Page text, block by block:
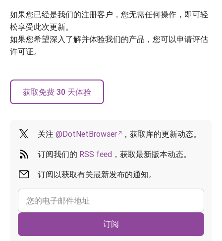
如果您已经是我们的注册客户，您无需任何操作，即可轻
松享受此次更新。
如果您希望深入了解并体验我们的产品，您可以申请评估
许可证。
获取免费 30 天体验
关注 @DotNetBrowser ，获取库的更新动态。
订阅我们的 RSS feed ，获取最新版本动态。
订阅以获取有关最新发布的通知。
订阅